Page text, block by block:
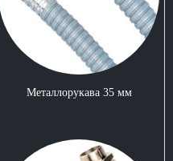
Металлорукава 35 мм